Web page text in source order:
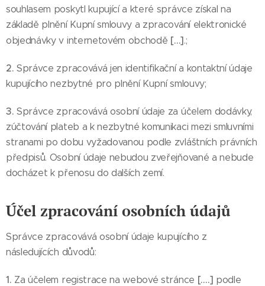
souhlasem poskytl kupující a které správce získal na
základě plnění Kupní smlouvy a zpracování elektronické
objednávky v internetovém obchodě […].;
2. Správce zpracovává jen identifikační a kontaktní údaje
kupujícího nezbytné pro plnění Kupní smlouvy;
3.Správce zpracovává osobní údaje za účelem dodávky,
zúčtování plateb a k nezbytné komunikaci mezi smluvními
stranami po dobu vyžadovanou podle zvláštních právních
předpisů. Osobní údaje nebudou zveřejňované a nebude
docházet k přenosu do dalších zemí.
Účel zpracování osobních údajů
Správce zpracovává osobní údaje kupujícího z
následujících důvodů:
1. Za účelem registrace na webové stránce [….] podle